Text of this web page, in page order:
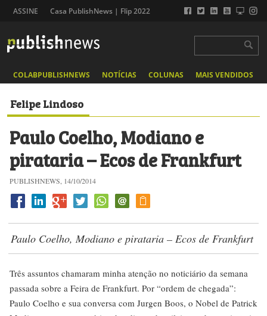
ASSINE Casa PublishNews | Flip 2022
COLABPUBLISHNEWS NOTÍCIAS COLUNAS MAIS VENDIDOS
Felipe Lindoso
Paulo Coelho, Modiano e
pirataria – Ecos de Frankfurt
PUBLISHNEWS, 14/10/2014
Paulo Coelho, Modiano e pirataria – Ecos de Frankfurt
Três assuntos chamaram minha atenção no noticiário da semana
passada sobre a Feira de Frankfurt. Por “ordem de chegada”:
Paulo Coelho e sua conversa com Jurgen Boos, o Nobel de Patrick